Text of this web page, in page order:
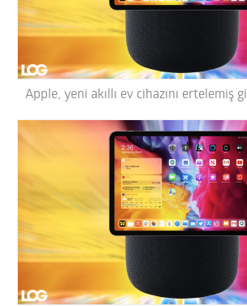
Apple, yeni akıllı ev cihazını ertelemiş